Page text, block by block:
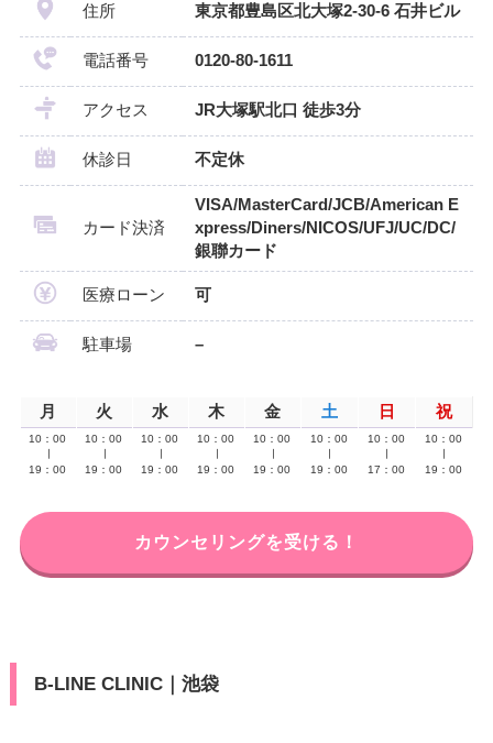
住所 東京都豊島区北大塚2-30-6 石井ビル
電話番号 0120-80-1611
アクセス JR大塚駅北口 徒歩3分
休診日 不定休
カード決済
VISA/MasterCard/JCB/American E
xpress/Diners/NICOS/UFJ/UC/DC/
銀聯カード
医療ローン 可
駐車場 –
月 火 水 木 金 土 日 祝
10：00
19：00
10：00
19：00
10：00
19：00
10：00
19：00
10：00
19：00
10：00
19：00
10：00
17：00
10：00
19：00
カウンセリングを受ける！
B-LINE CLINIC｜池袋